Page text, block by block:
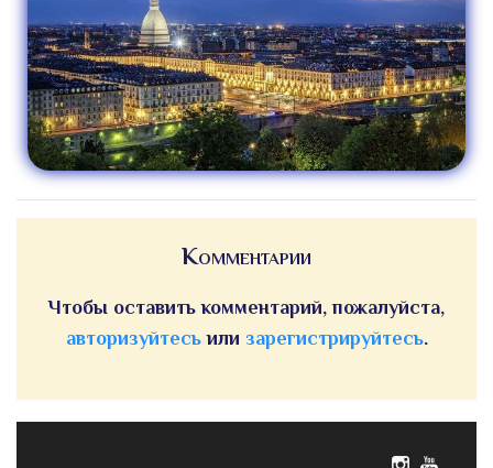
Комментарии
Чтобы оставить комментарий, пожалуйста,
авторизуйтесьили зарегистрируйтесь.